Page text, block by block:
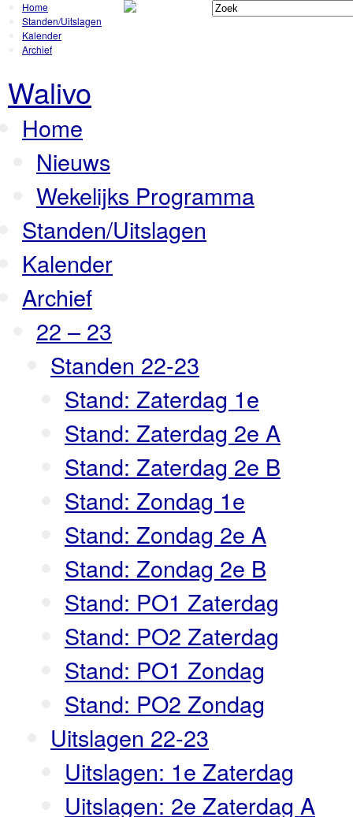
Home
Standen/Uitslagen
Kalender
Archief
Walivo
Home
Nieuws
Wekelijks Programma
Standen/Uitslagen
Kalender
Archief
22 – 23
Standen 22-23
Stand: Zaterdag 1e
Stand: Zaterdag 2e A
Stand: Zaterdag 2e B
Stand: Zondag 1e
Stand: Zondag 2e A
Stand: Zondag 2e B
Stand: PO1 Zaterdag
Stand: PO2 Zaterdag
Stand: PO1 Zondag
Stand: PO2 Zondag
Uitslagen 22-23
Uitslagen: 1e Zaterdag
Uitslagen: 2e Zaterdag A